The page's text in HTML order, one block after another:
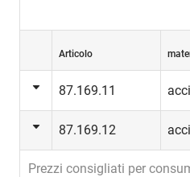
Articolo
87.169.11
87.169.12
Prezzi consigliati per